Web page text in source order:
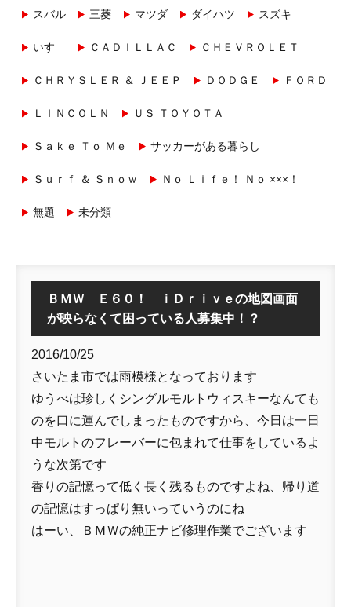
スバル 三菱 マツダ ダイハツ スズキ
いすゞ ＣＡＤＩＬＬＡＣ ＣＨＥＶＲＯＬＥＴ
ＣＨＲＹＳＬＥＲ ＆ ＪＥＥＰ ＤＯＤＧＥ ＦＯＲＤ
ＬＩＮＣＯＬＮ ＵＳ ＴＯＹＯＴＡ
Ｓａｋｅ Ｔｏ Ｍｅ サッカーがある暮らし
Ｓｕｒｆ ＆ Ｓｎｏｗ Ｎｏ Ｌｉｆｅ！ Ｎｏ ×××！
無題 未分類
ＢＭＷ Ｅ６０！ ｉＤｒｉｖｅの地図画面
が映らなくて困っている人募集中！？
2016/10/25
さいたま市では雨模様となっております
ゆうべは珍しくシングルモルトウィスキーなんても
のを口に運んでしまったものですから、今日は一日
中モルトのフレーバーに包まれて仕事をしているよ
うな次第です
香りの記憶って低く長く残るものですよね、帰り道
の記憶はすっぱり無いっていうのにね
はーい、ＢＭＷの純正ナビ修理作業でございます